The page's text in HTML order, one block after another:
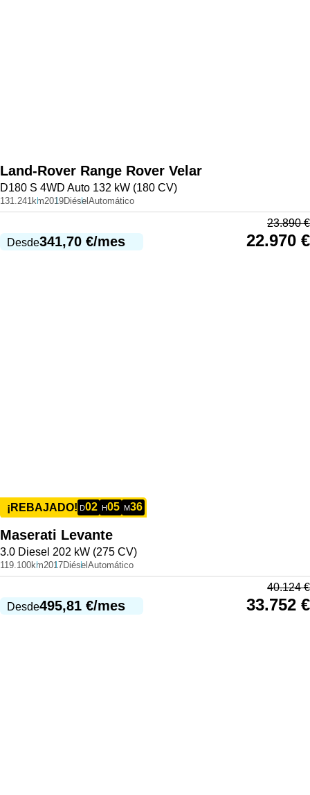
Land-Rover Range Rover Velar
D180 S 4WD Auto 132 kW (180 CV)
131.241km2019Diésel Automático
Desde341,70 €/mes
23.890€
22.970 €
¡REBAJADO! D02 H05 M36
Maserati Levante
3.0 Diesel 202 kW (275 CV)
119.100km2017Diésel Automático
Desde495,81 €/mes
40.124€
33.752 €